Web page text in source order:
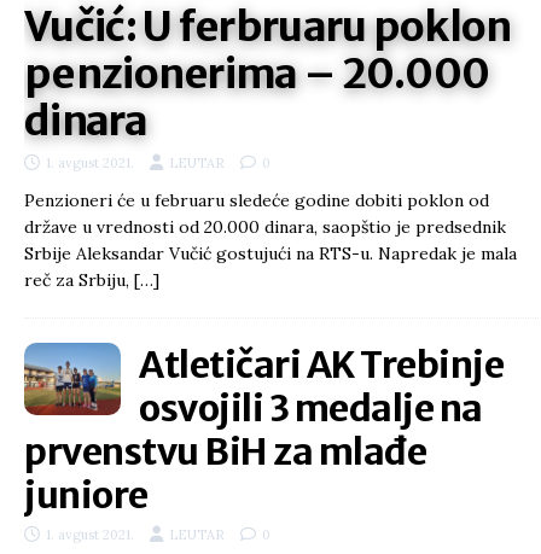
Vučić: U ferbruaru poklon
penzionerima – 20.000
dinara
1. avgust 2021. LEUTAR 0
Penzioneri će u februaru sledeće godine dobiti poklon od
države u vrednosti od 20.000 dinara, saopštio je predsednik
Srbije Aleksandar Vučić gostujući na RTS-u. Napredak je mala
reč za Srbiju, […]
Atletičari AK Trebinje
osvojili 3 medalje na
prvenstvu BiH za mlađe
juniore
1. avgust 2021. LEUTAR 0